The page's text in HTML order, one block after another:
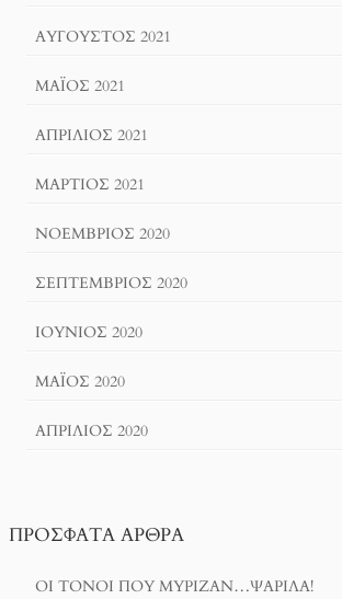
ΑΎΓΟΥΣΤΟΣ 2021
ΜΆΙΟΣ 2021
ΑΠΡΊΛΙΟΣ 2021
ΜΆΡΤΙΟΣ 2021
ΝΟΈΜΒΡΙΟΣ 2020
ΣΕΠΤΈΜΒΡΙΟΣ 2020
ΙΟΎΝΙΟΣ 2020
ΜΆΙΟΣ 2020
ΑΠΡΊΛΙΟΣ 2020
ΠΡΌΣΦΑΤΑ ΆΡΘΡΑ
ΟΙ ΤΌΝΟΙ ΠΟΥ ΜΎΡΙΖΑΝ…ΨΑΡΊΛΑ!